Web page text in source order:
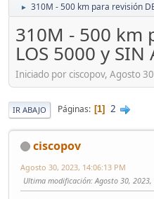
► 310M - 500 km para revisión
310M - 500 km
LOS 5000 y SIN
Iniciado por ciscopov, Agosto
IR ABAJO Páginas 1 2
ciscopov
Agosto 30, 2023, 14:06:13 PM
Ultima modificación: Agosto 30,